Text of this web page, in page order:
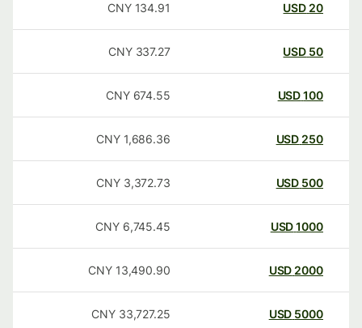
20
USD
134.91
CNY
50
USD
337.27
CNY
100
USD
674.55
CNY
250
USD
1,686.36
CNY
500
USD
3,372.73
CNY
1000
USD
6,745.45
CNY
2000
USD
13,490.90
CNY
5000
USD
33,727.25
CNY